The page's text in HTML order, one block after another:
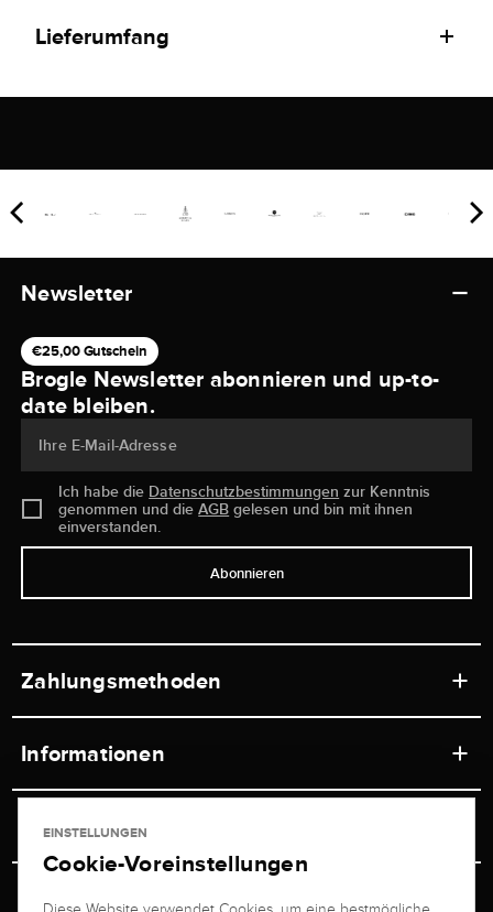
Lieferumfang
Newsletter
€25,00 Gutschein
Brogle Newsletter abonnieren und up-to-
date bleiben.
Ihre E-Mail-Adresse
Ich habe die Datenschutzbestimmungen zur Kenntnis
genommen und dieAGB gelesen und bin mit ihnen
einverstanden.
Abonnieren
Zahlungsmethoden
Informationen
Ladengeschäft
Versand & Zahlung
Service
Juwelier Brogle
EINSTELLUNGEN
Cookie-Voreinstellungen